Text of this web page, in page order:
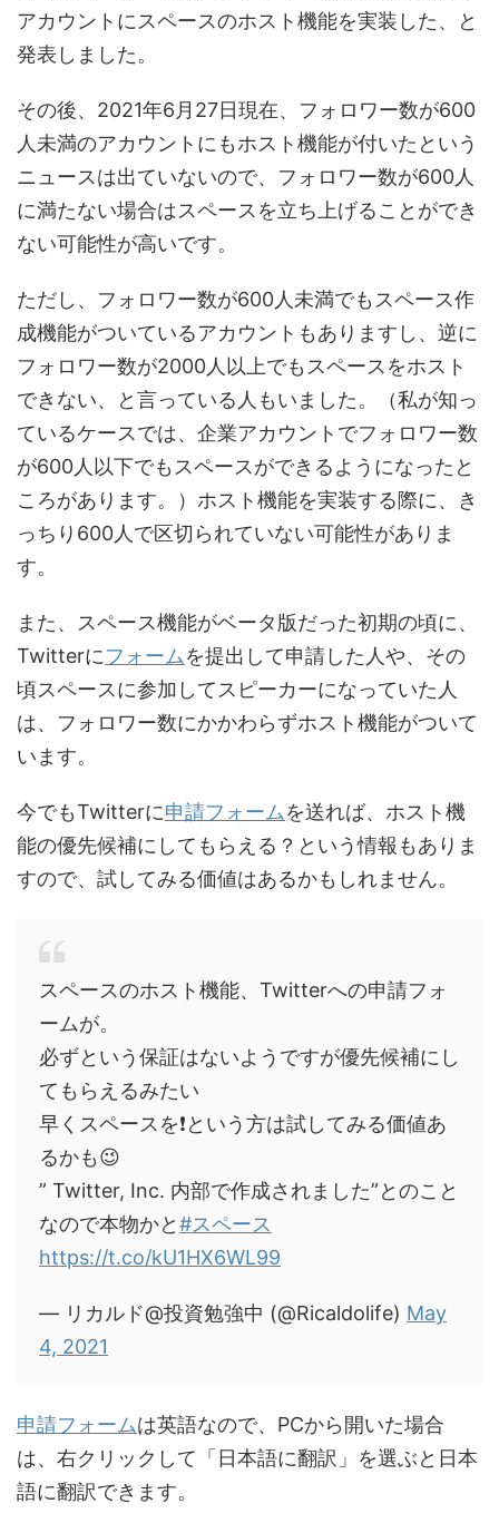
アカウントにスペースのホスト機能を実装した、と
発表しました。
その後、2021年6月27日現在、フォロワー数が600
人未満のアカウントにもホスト機能が付いたという
ニュースは出ていないので、フォロワー数が600人
に満たない場合はスペースを立ち上げることができ
ない可能性が高いです。
ただし、フォロワー数が600人未満でもスペース作
成機能がついているアカウントもありますし、逆に
フォロワー数が2000人以上でもスペースをホスト
できない、と言っている人もいました。（私が知っ
ているケースでは、企業アカウントでフォロワー数
が600人以下でもスペースができるようになったと
ころがあります。）ホスト機能を実装する際に、き
っちり600人で区切られていない可能性がありま
す。
また、スペース機能がベータ版だった初期の頃に、
Twitterにフォームを提出して申請した人や、その
頃スペースに参加してスピーカーになっていた人
は、フォロワー数にかかわらずホスト機能がついて
います。
今でもTwitterに申請フォームを送れば、ホスト機
能の優先候補にしてもらえる？という情報もありま
すので、試してみる価値はあるかもしれません。
スペースのホスト機能、Twitterへの申請フォ
ームが。
必ずという保証はないようですが優先候補にし
てもらえるみたい
早くスペースを❗という方は試してみる価値あ
るかも😉
” Twitter, Inc. 内部で作成されました”とのこと
なので本物かと#スペース
https://t.co/kU1HX6WL99
— リカルド@投資勉強中 (@Ricaldolife) May
4, 2021
申請フォームは英語なので、PCから開いた場合
は、右クリックして「日本語に翻訳」を選ぶと日本
語に翻訳できます。